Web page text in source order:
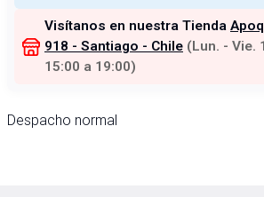
Visítanos en nuestra Tienda
918 - Santiago - Chile (Lun. - Vie.
15:00 a 19:00)
Despacho normal